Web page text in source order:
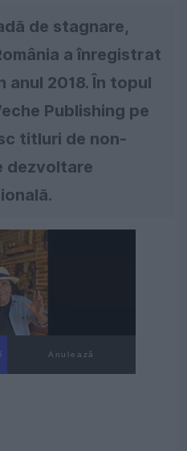
de stagnare,
a înregistrat
anul 2018. În topul
Publishing pe
titluri de non-
dezvoltare
Anulează